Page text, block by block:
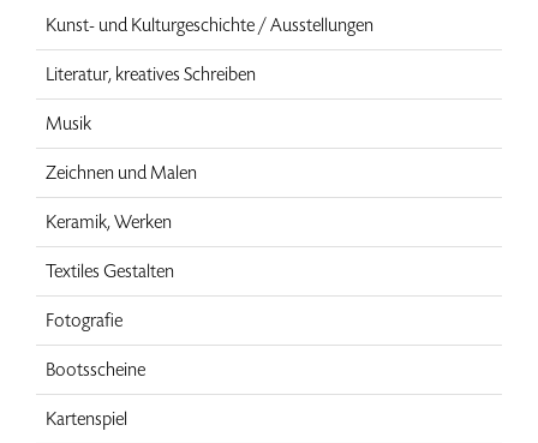
Kunst- und Kulturgeschichte / Ausstellungen
Literatur, kreatives Schreiben
Musik
Zeichnen und Malen
Keramik, Werken
Textiles Gestalten
Fotografie
Bootsscheine
Kartenspiel